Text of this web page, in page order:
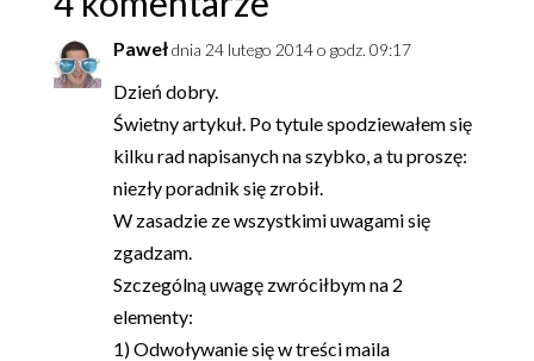
Pawełdnia 24 lutego 2014 o godz. 09:17
Dzień dobry.
Świetny artykuł. Po tytule spodziewałem się
kilku rad napisanych na szybko, a tu proszę:
niezły poradnik się zrobił.
W zasadzie ze wszystkimi uwagami się
zgadzam.
Szczególną uwagę zwróciłbym na 2
elementy:
1) Odwoływanie się w treści maila